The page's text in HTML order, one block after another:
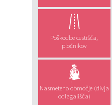
Poškodbe cestišča,
pločnikov
Nasmeteno območje (divja
odlagališča)